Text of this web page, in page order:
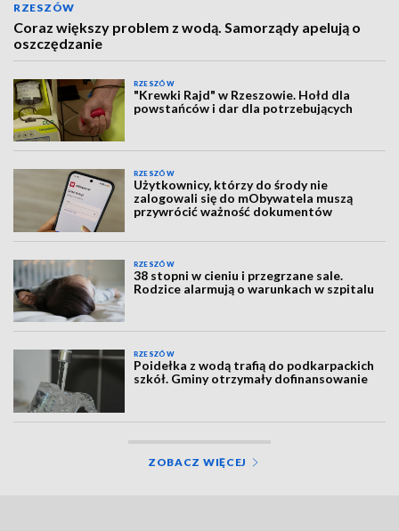
RZESZÓW
Coraz większy problem z wodą. Samorządy apelują o
oszczędzanie
RZESZÓW
"Krewki Rajd" w Rzeszowie. Hołd dla
powstańców i dar dla potrzebujących
RZESZÓW
Użytkownicy, którzy do środy nie
zalogowali się do mObywatela muszą
przywrócić ważność dokumentów
RZESZÓW
38 stopni w cieniu i przegrzane sale.
Rodzice alarmują o warunkach w szpitalu
RZESZÓW
Poidełka z wodą trafią do podkarpackich
szkół. Gminy otrzymały dofinansowanie
ZOBACZ WIĘCEJ